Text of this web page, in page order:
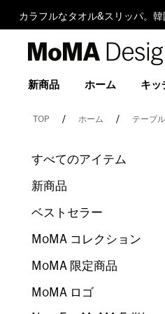
カラフルなタオル&スリッパ。韓
新商品 ホーム キッ
TOP ホーム テーブ
すべてのアイテム
新商品
ベストセラー
MoMA コレクション
MoMA 限定商品
MoMA ロゴ